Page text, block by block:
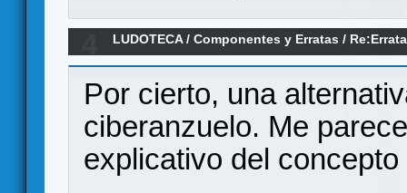
LUDOTECA/Componentes y Erratas /
Por cierto, una
ciberanzuelo. Me
explicativo del concepto